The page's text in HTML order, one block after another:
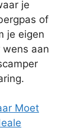
je
of
je eigen
aan
Moet